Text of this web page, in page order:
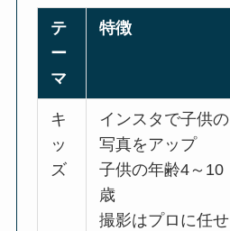
テ
ー
マ
特徴
キ
ッ
ズ
インスタで子供の
写真をアップ
子供の年齢4～10
歳
撮影はプロに任せ